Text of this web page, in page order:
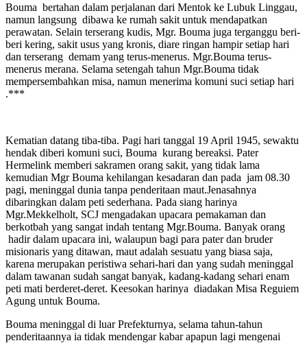
Bouma bertahan dalam perjalanan dari Mentok ke Lubuk Linggau,
namun langsung dibawa ke rumah sakit untuk mendapatkan
perawatan. Selain terserang kudis, Mgr. Bouma juga terganggu beri-
beri kering, sakit usus yang kronis, diare ringan hampir setiap hari
dan terserang demam yang terus-menerus. Mgr.Bouma terus-
menerus merana. Selama setengah tahun Mgr.Bouma tidak
mempersembahkan misa, namun menerima komuni suci setiap hari
.***
Kematian datang tiba-tiba. Pagi hari tanggal 19 April 1945, sewaktu
hendak diberi komuni suci, Bouma kurang bereaksi. Pater
Hermelink memberi sakramen orang sakit, yang tidak lama
kemudian Mgr Bouma kehilangan kesadaran dan pada jam 08.30
pagi, meninggal dunia tanpa penderitaan maut.Jenasahnya
dibaringkan dalam peti sederhana. Pada siang harinya
Mgr.Mekkelholt, SCJ mengadakan upacara pemakaman dan
berkotbah yang sangat indah tentang Mgr.Bouma. Banyak orang
hadir dalam upacara ini, walaupun bagi para pater dan bruder
misionaris yang ditawan, maut adalah sesuatu yang biasa saja,
karena merupakan peristiwa sehari-hari dan yang sudah meninggal
dalam tawanan sudah sangat banyak, kadang-kadang sehari enam
peti mati berderet-deret. Keesokan harinya diadakan Misa Reguiem
Agung untuk Bouma.
Bouma meninggal di luar Prefekturnya, selama tahun-tahun
penderitaannya ia tidak mendengar kabar apapun lagi mengenai